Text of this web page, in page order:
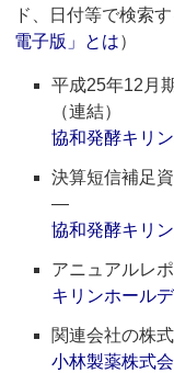
ド、日付等で検索
電子版」とは）
平成25年12月
（連結）
協和発酵キリ
決算短信補足
―
協和発酵キリ
アニュアルレ
キリンホール
関連会社の株
小林製薬株式